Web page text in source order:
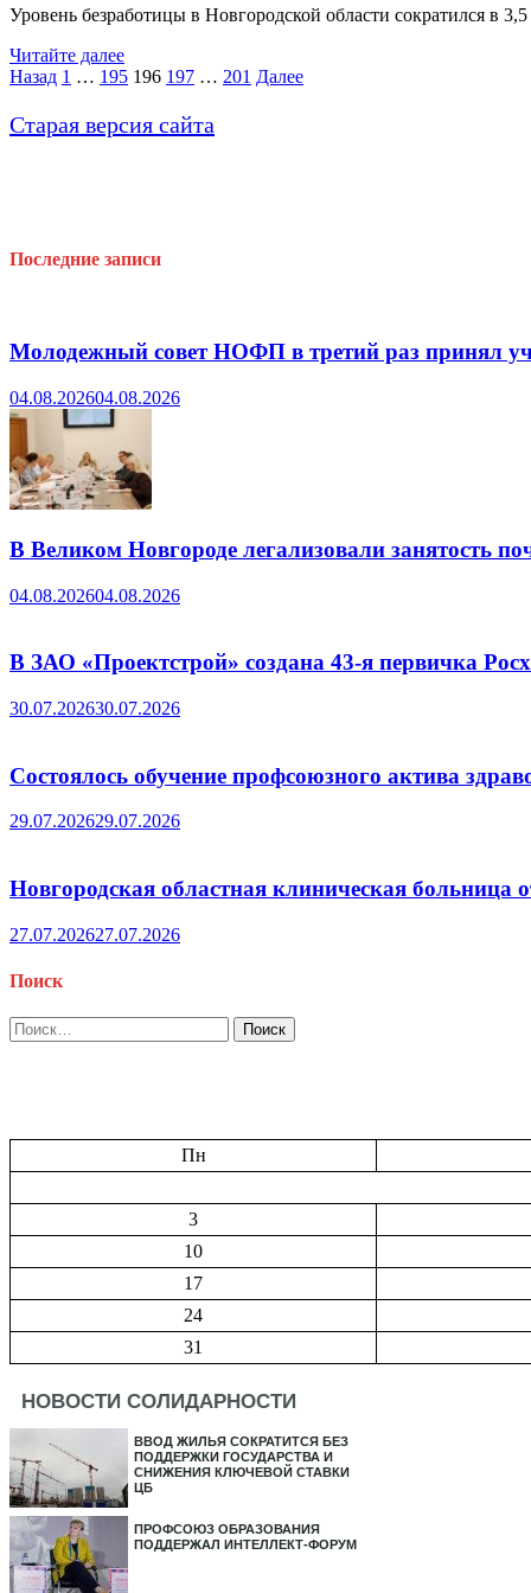
Уровень безработицы в Новгородской области сократился в
Уровень
безработицы
Новгородской
области
Читайте далее
Пагинация
записей
Назад 1 … 195 196 197 … 201 Далее
Старая версия сайта
Последние записи
Молодежный совет НОФП в третий раз принял
04.08.202604.08.2026
В Великом Новгороде легализовали занятость
04.08.202604.08.2026
В ЗАО «Проектстрой» создана 43-я первичка
30.07.202630.07.2026
Состоялось обучение профсоюзного актива
29.07.202629.07.2026
Новгородская областная клиническая больница
27.07.202627.07.2026
Поиск
Найти:
Пн
3
10
17
24
31
НОВОСТИ СОЛИДАРНОСТИ
ВВОД ЖИЛЬЯ СОКРАТИТСЯ БЕЗ
ПОДДЕРЖКИ ГОСУДАРСТВА И
СНИЖЕНИЯ КЛЮЧЕВОЙ СТАВКИ
ЦБ
ПРОФСОЮЗ ОБРАЗОВАНИЯ
ПОДДЕРЖАЛ ИНТЕЛЛЕКТ-ФОРУМ